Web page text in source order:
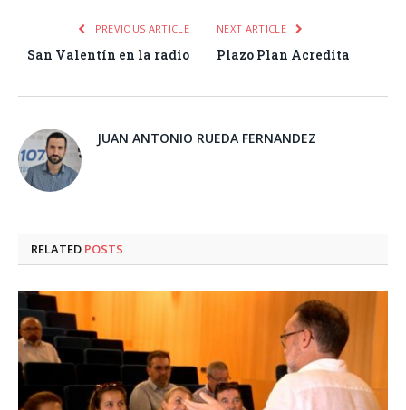
PREVIOUS ARTICLE
San Valentín en la radio
NEXT ARTICLE
Plazo Plan Acredita
JUAN ANTONIO RUEDA FERNANDEZ
RELATED POSTS